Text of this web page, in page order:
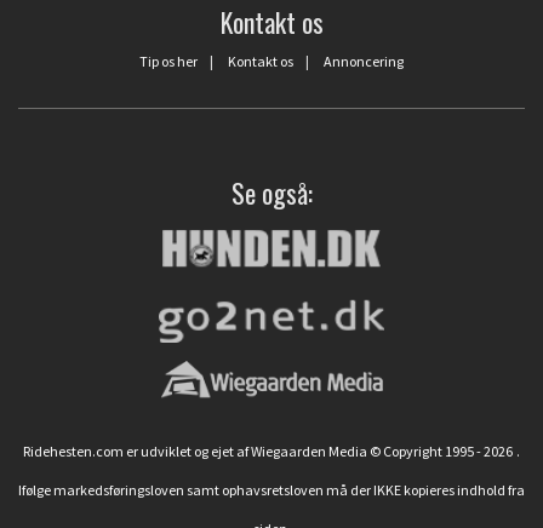
Kontakt os
Tip os her | Kontakt os | Annoncering
Se også:
Ridehesten.com er udviklet og ejet af Wiegaarden Media © Copyright 1995 - 2026 .
Ifølge markedsføringsloven samt ophavsretsloven må der IKKE kopieres indhold fra